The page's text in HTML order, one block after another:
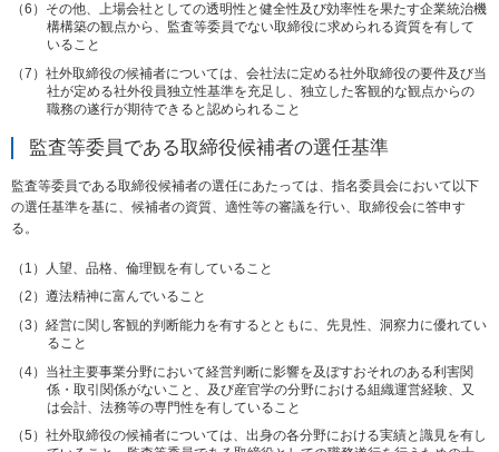
本
文
に
その他、上場会社としての透明性と健全性及び効率性を果たす企業統治機
構構築の観点から、監査等委員でない取締役に求められる資質を有して
いること
社外取締役の候補者については、会社法に定める社外取締役の要件及び当
社が定める社外役員独立性基準を充足し、独立した客観的な観点からの
職務の遂行が期待できると認められること
監査等委員である取締役候補者の選任基準
監査等委員である取締役候補者の選任にあたっては、指名委員会において以下
の選任基準を基に、候補者の資質、適性等の審議を行い、取締役会に答申す
る。
人望、品格、倫理観を有していること
遵法精神に富んでいること
経営に関し客観的判断能力を有するとともに、先見性、洞察力に優れてい
ること
当社主要事業分野において経営判断に影響を及ぼすおそれのある利害関
係・取引関係がないこと、及び産官学の分野における組織運営経験、又
は会計、法務等の専門性を有していること
社外取締役の候補者については、出身の各分野における実績と識見を有し